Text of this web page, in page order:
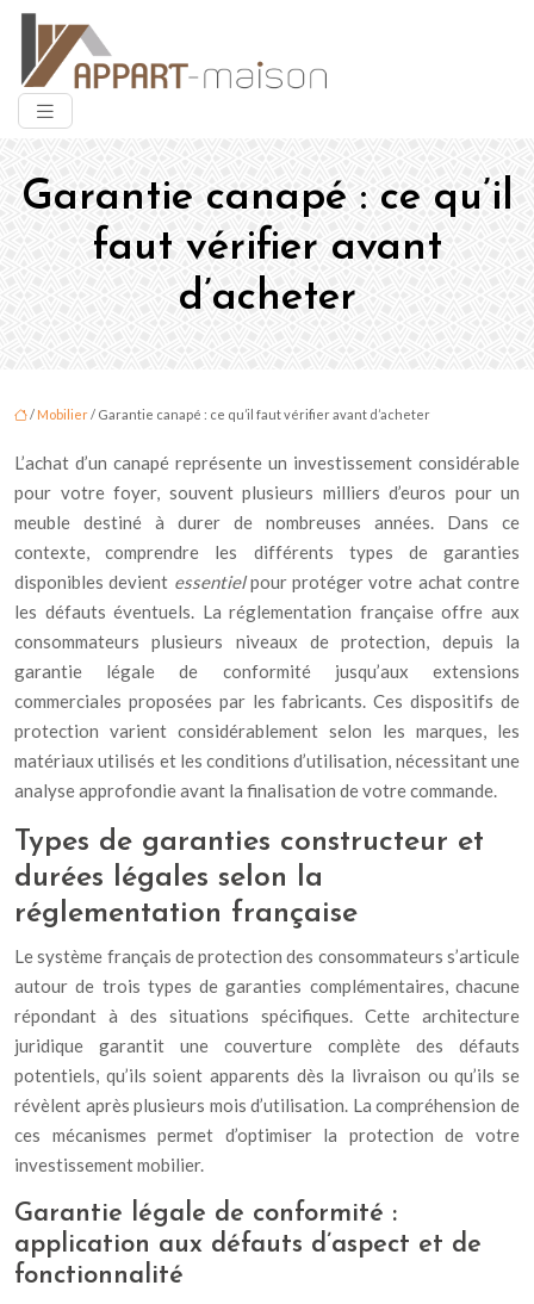
Garantie canapé : ce qu’il
faut vérifier avant
d’acheter
/ Mobilier/ Garantie canapé : ce qu’il faut vérifier avant d’acheter
L’achat d’un canapé représente un investissement considérable
pour votre foyer, souvent plusieurs milliers d’euros pour un
meuble destiné à durer de nombreuses années. Dans ce
contexte, comprendre les différents types de garanties
disponibles devient essentielpour protéger votre achat contre
les défauts éventuels. La réglementation française offre aux
consommateurs plusieurs niveaux de protection, depuis la
garantie légale de conformité jusqu’aux extensions
commerciales proposées par les fabricants. Ces dispositifs de
protection varient considérablement selon les marques, les
matériaux utilisés et les conditions d’utilisation, nécessitant une
analyse approfondie avant la finalisation de votre commande.
Types de garanties constructeur et
durées légales selon la
réglementation française
Le système français de protection des consommateurs s’articule
autour de trois types de garanties complémentaires, chacune
répondant à des situations spécifiques. Cette architecture
juridique garantit une couverture complète des défauts
potentiels, qu’ils soient apparents dès la livraison ou qu’ils se
révèlent après plusieurs mois d’utilisation. La compréhension de
ces mécanismes permet d’optimiser la protection de votre
investissement mobilier.
Garantie légale de conformité :
application aux défauts d’aspect et de
fonctionnalité